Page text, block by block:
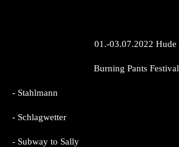
01.-03.07.2022 Hude
Burning Pants Festival
- Stahlmann
- Schlagwetter
- Subway to Sally